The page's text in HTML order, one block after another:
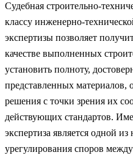
Судебная строительно-
классу инженерно-
экспертизы позволяет
качестве выполненных
установить полноту,
представленных материалов,
решения с точки зрения их
действующих стандартов.
экспертиза является одной
урегулирования споров